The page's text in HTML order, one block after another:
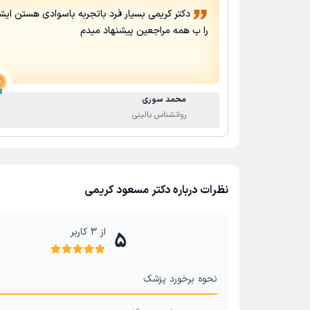
دکتر کریمی بسیار فرد باتجربه باسوادی هستن
را ب همه مراجعین پیشنهاد میدم
محمد سوری
روانشناس بالینی
نظرات درباره دکتر مسعود کریمی
5 از 3کاربر
نحوه برخورد پزشک